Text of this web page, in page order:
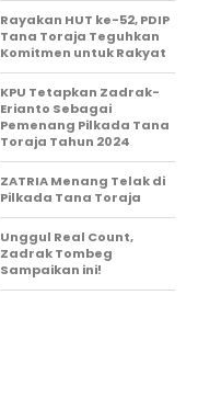
Rayakan HUT ke-52, PDIP
Tana Toraja Teguhkan
Komitmen untuk Rakyat
KPU Tetapkan Zadrak-
Erianto Sebagai
Pemenang Pilkada Tana
Toraja Tahun 2024
ZATRIA Menang Telak di
Pilkada Tana Toraja
Unggul Real Count,
Zadrak Tombeg
Sampaikan ini!